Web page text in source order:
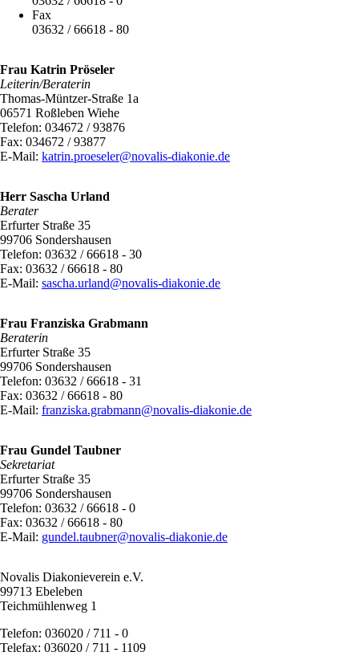
Fax
03632 / 66618 - 80
Frau Katrin Pröseler
Leiterin/Beraterin
Thomas-Müntzer-Straße 1a
06571 Roßleben Wiehe
Telefon: 034672 / 93876
Fax: 034672 / 93877
E-Mail: katrin.proeseler@novalis-diakonie.de
Herr Sascha Urland
Berater
Erfurter Straße 35
99706 Sondershausen
Telefon: 03632 / 66618 - 30
Fax: 03632 / 66618 - 80
E-Mail: sascha.urland@novalis-diakonie.de
Frau Franziska Grabmann
Beraterin
Erfurter Straße 35
99706 Sondershausen
Telefon: 03632 / 66618 - 31
Fax: 03632 / 66618 - 80
E-Mail: franziska.grabmann@novalis-diakonie.de
Frau Gundel Taubner
Sekretariat
Erfurter Straße 35
99706 Sondershausen
Telefon: 03632 / 66618 - 0
Fax: 03632 / 66618 - 80
E-Mail: gundel.taubner@novalis-diakonie.de
Novalis Diakonieverein e.V.
99713 Ebeleben
Teichmühlenweg 1
Telefon: 036020 / 711 - 0
Telefax: 036020 / 711 - 1109